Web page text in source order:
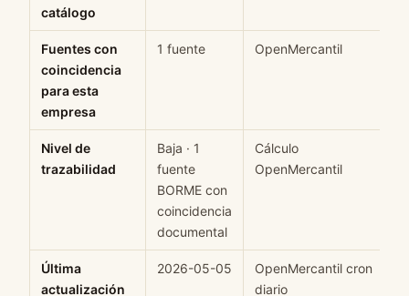
catálogo
Fuentes con
coincidencia
para esta
empresa
1 fuente OpenMercantil
Nivel de
trazabilidad
Baja · 1
fuente
BORME con
coincidencia
documental
Cálculo
OpenMercantil
Última
actualización
2026-05-05
OpenMercantil cron
diario